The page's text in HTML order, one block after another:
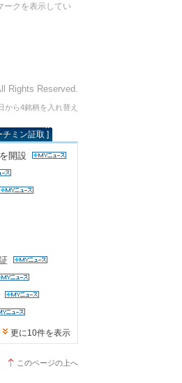
ークを表示してい
Rights Reserved.
から4銘柄を入れ替え
チミン証取 ]
開設
更に10件を表示
このページの上へ